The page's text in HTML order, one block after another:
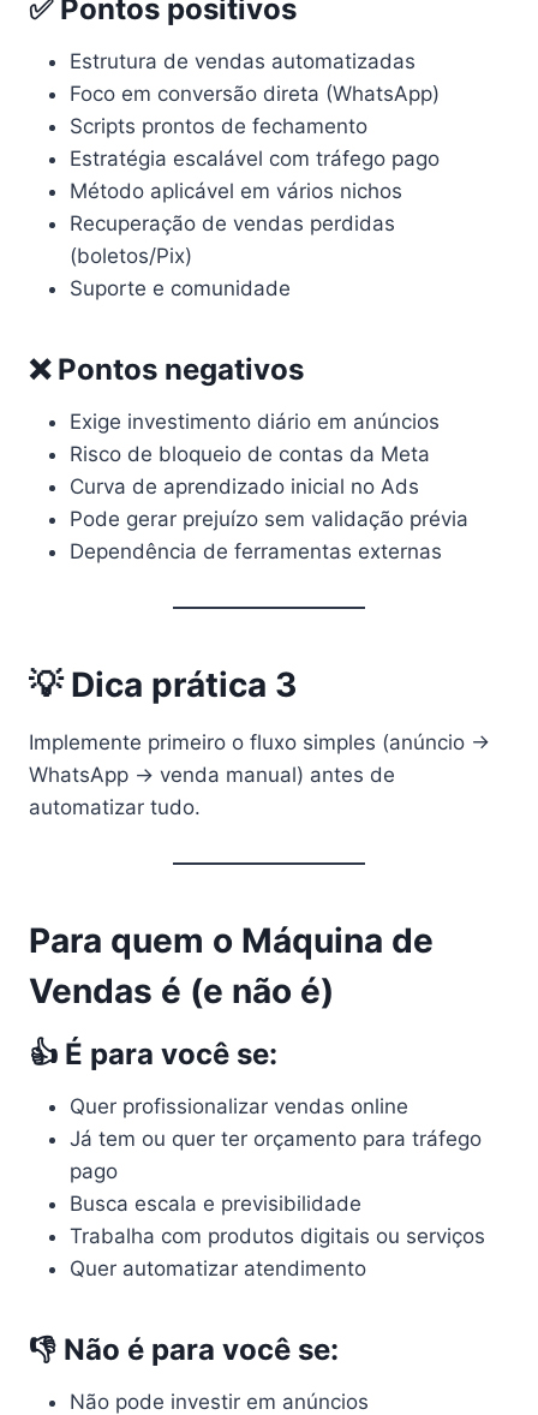
✅ Pontos positivos
Estrutura de vendas automatizadas
Foco em conversão direta (WhatsApp)
Scripts prontos de fechamento
Estratégia escalável com tráfego pago
Método aplicável em vários nichos
Recuperação de vendas perdidas
(boletos/Pix)
Suporte e comunidade
❌ Pontos negativos
Exige investimento diário em anúncios
Risco de bloqueio de contas da Meta
Curva de aprendizado inicial no Ads
Pode gerar prejuízo sem validação prévia
Dependência de ferramentas externas
💡 Dica prática 3
Implemente primeiro o fluxo simples (anúncio →
WhatsApp → venda manual) antes de
automatizar tudo.
Para quem o Máquina de
Vendas é (e não é)
👍 É para você se:
Quer profissionalizar vendas online
Já tem ou quer ter orçamento para tráfego
pago
Busca escala e previsibilidade
Trabalha com produtos digitais ou serviços
Quer automatizar atendimento
👎 Não é para você se:
Não pode investir em anúncios